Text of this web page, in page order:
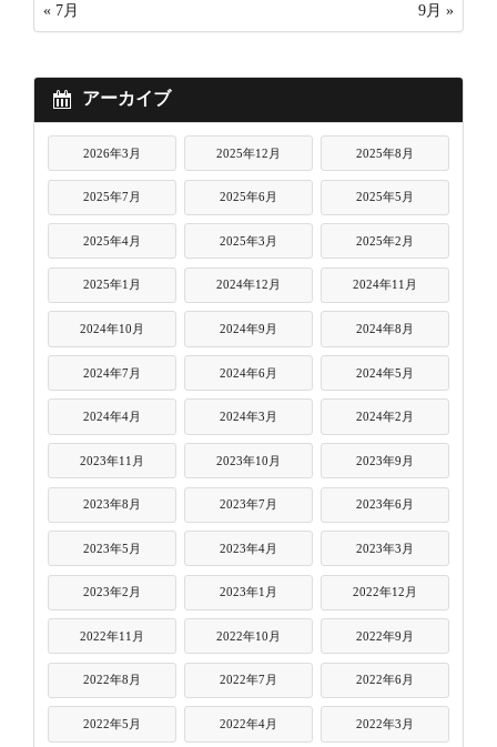
« 7月
9月 »
アーカイブ
2026年3月 2025年12月 2025年8月
2025年7月 2025年6月 2025年5月
2025年4月 2025年3月 2025年2月
2025年1月 2024年12月 2024年11月
2024年10月 2024年9月 2024年8月
2024年7月 2024年6月 2024年5月
2024年4月 2024年3月 2024年2月
2023年11月 2023年10月 2023年9月
2023年8月 2023年7月 2023年6月
2023年5月 2023年4月 2023年3月
2023年2月 2023年1月 2022年12月
2022年11月 2022年10月 2022年9月
2022年8月 2022年7月 2022年6月
2022年5月 2022年4月 2022年3月